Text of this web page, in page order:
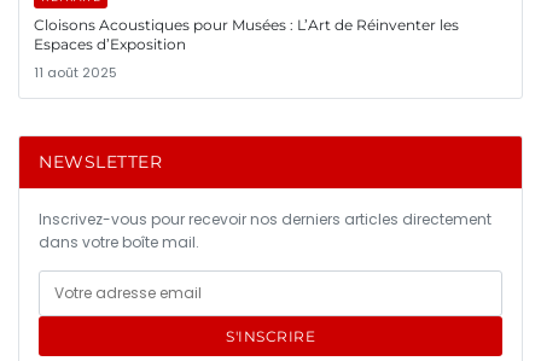
Cloisons Acoustiques pour Musées : L’Art de Réinventer les
Espaces d’Exposition
11 août 2025
NEWSLETTER
Inscrivez-vous pour recevoir nos derniers articles directement
dans votre boîte mail.
S'INSCRIRE